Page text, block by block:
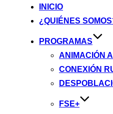
INICIO
¿QUIÉNES
PROGRAMAS
ANIMACIÓN
CONEXIÓN
FSE+